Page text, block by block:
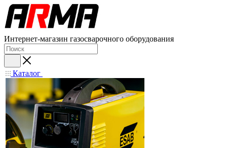
Интернет-магазин газосварочного оборудования
Каталог